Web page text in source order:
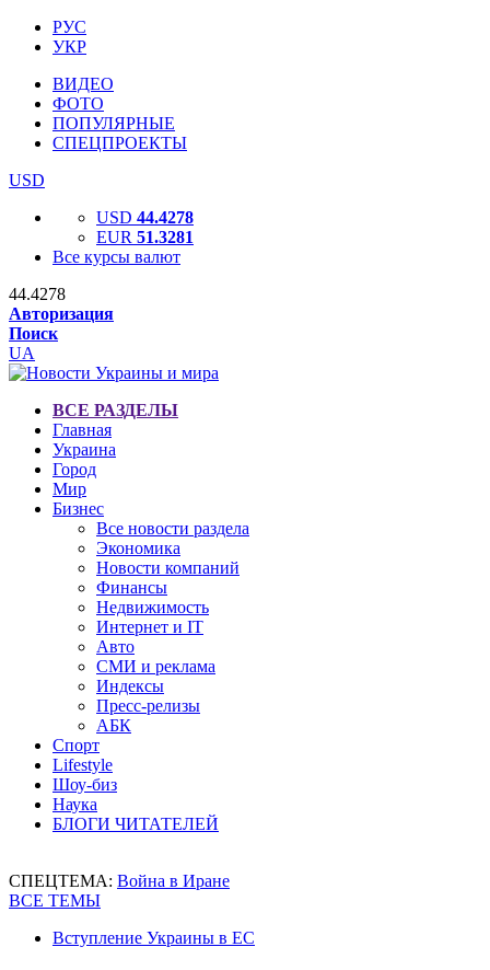
РУС
УКР
ВИДЕО
ФОТО
ПОПУЛЯРНЫЕ
СПЕЦПРОЕКТЫ
USD
USD 44.4278
EUR 51.3281
Все курсы валют
44.4278
Авторизация
Поиск
UA
ВСЕ РАЗДЕЛЫ
Главная
Украина
Город
Мир
Бизнес
Все новости раздела
Экономика
Новости компаний
Финансы
Недвижимость
Интернет и IT
Авто
СМИ и реклама
Индексы
Пресс-релизы
АБК
Спорт
Lifestyle
Шоу-биз
Наука
БЛОГИ ЧИТАТЕЛЕЙ
СПЕЦТЕМА: Война в Иране
ВСЕ ТЕМЫ
Вступление Украины в ЕС